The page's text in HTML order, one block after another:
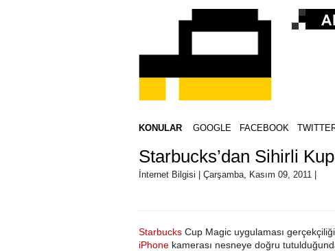
KONULAR GOOGLE FACEBOOK
Starbucks’dan Sihirli
İnternet Bilgisi | Çarşamba, Kasım 09, 2011 |
Starbucks Cup Magic uygulaması
iPhone kamerası nesneye doğru